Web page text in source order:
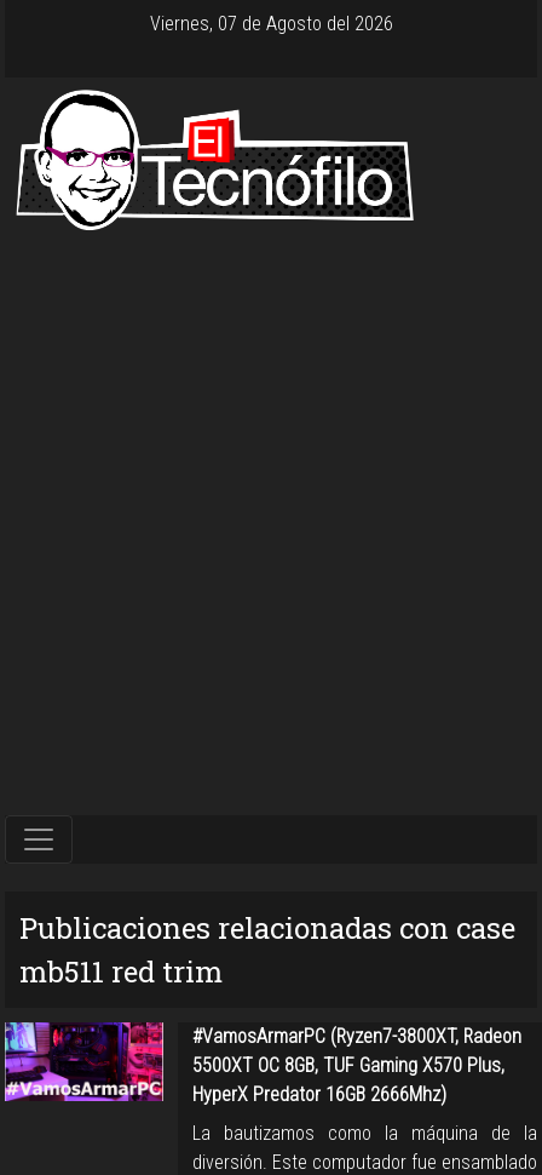
Viernes, 07 de Agosto del 2026
Publicaciones relacionadas con case
mb511 red trim
#VamosArmarPC (Ryzen7-3800XT, Radeon
5500XT OC 8GB, TUF Gaming X570 Plus,
HyperX Predator 16GB 2666Mhz)
La bautizamos como la máquina de la
diversión. Este computador fue ensamblado